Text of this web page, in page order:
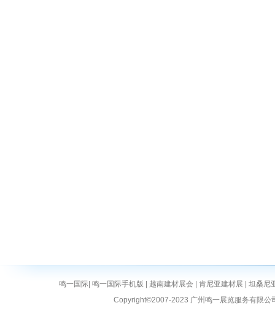
鸣一国际| 鸣一国际手机版 越南建材展会| 肯尼亚建材展
坦桑尼
Copyright©2007-2023 广州鸣一展览服务有限公